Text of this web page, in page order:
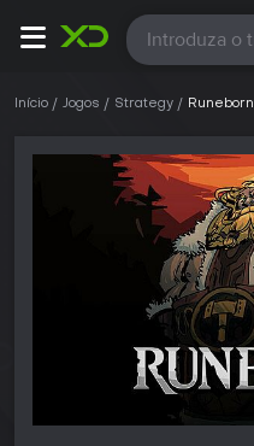
Todas
Início Jogos Strategy Runeborn